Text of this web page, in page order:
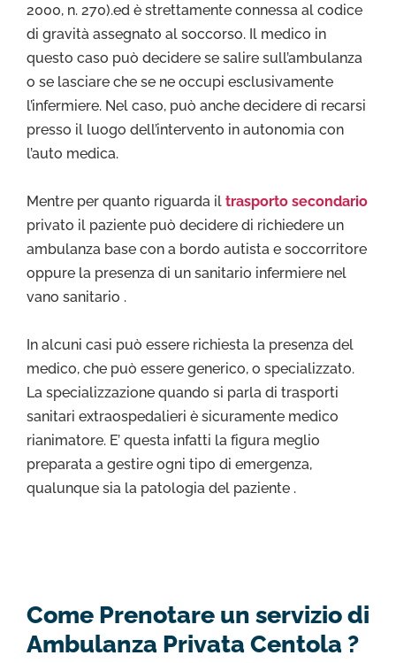
2000, n. 270).ed è strettamente connessa al codice
di gravità assegnato al soccorso. Il medico in
questo caso può decidere se salire sull’ambulanza
o se lasciare che se ne occupi esclusivamente
l’infermiere. Nel caso, può anche decidere di recarsi
presso il luogo dell’intervento in autonomia con
l’auto medica.
Mentre per quanto riguarda il trasporto secondario
privato il paziente può decidere di richiedere un
ambulanza base con a bordo autista e soccorritore
oppure la presenza di un sanitario infermiere nel
vano sanitario .
In alcuni casi può essere richiesta la presenza del
medico, che può essere generico, o specializzato.
La specializzazione quando si parla di trasporti
sanitari extraospedalieri è sicuramente medico
rianimatore. E’ questa infatti la figura meglio
preparata a gestire ogni tipo di emergenza,
qualunque sia la patologia del paziente .
Come Prenotare un servizio di
Ambulanza Privata Centola ?